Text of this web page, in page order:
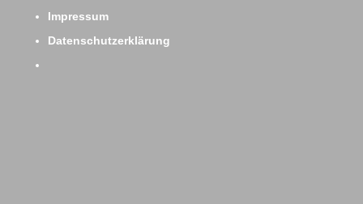
Impressum
Datenschutzerklärung